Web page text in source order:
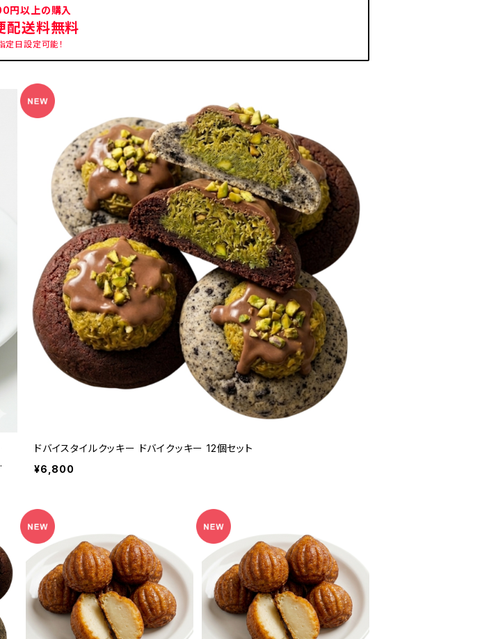
円以上の購入
配送料無料
定日設定可能！
ドバイスタイルクッキー ドバイクッキー 12個セット
¥6,800